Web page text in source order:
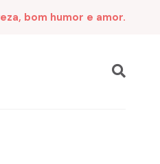
bom humor e amor.